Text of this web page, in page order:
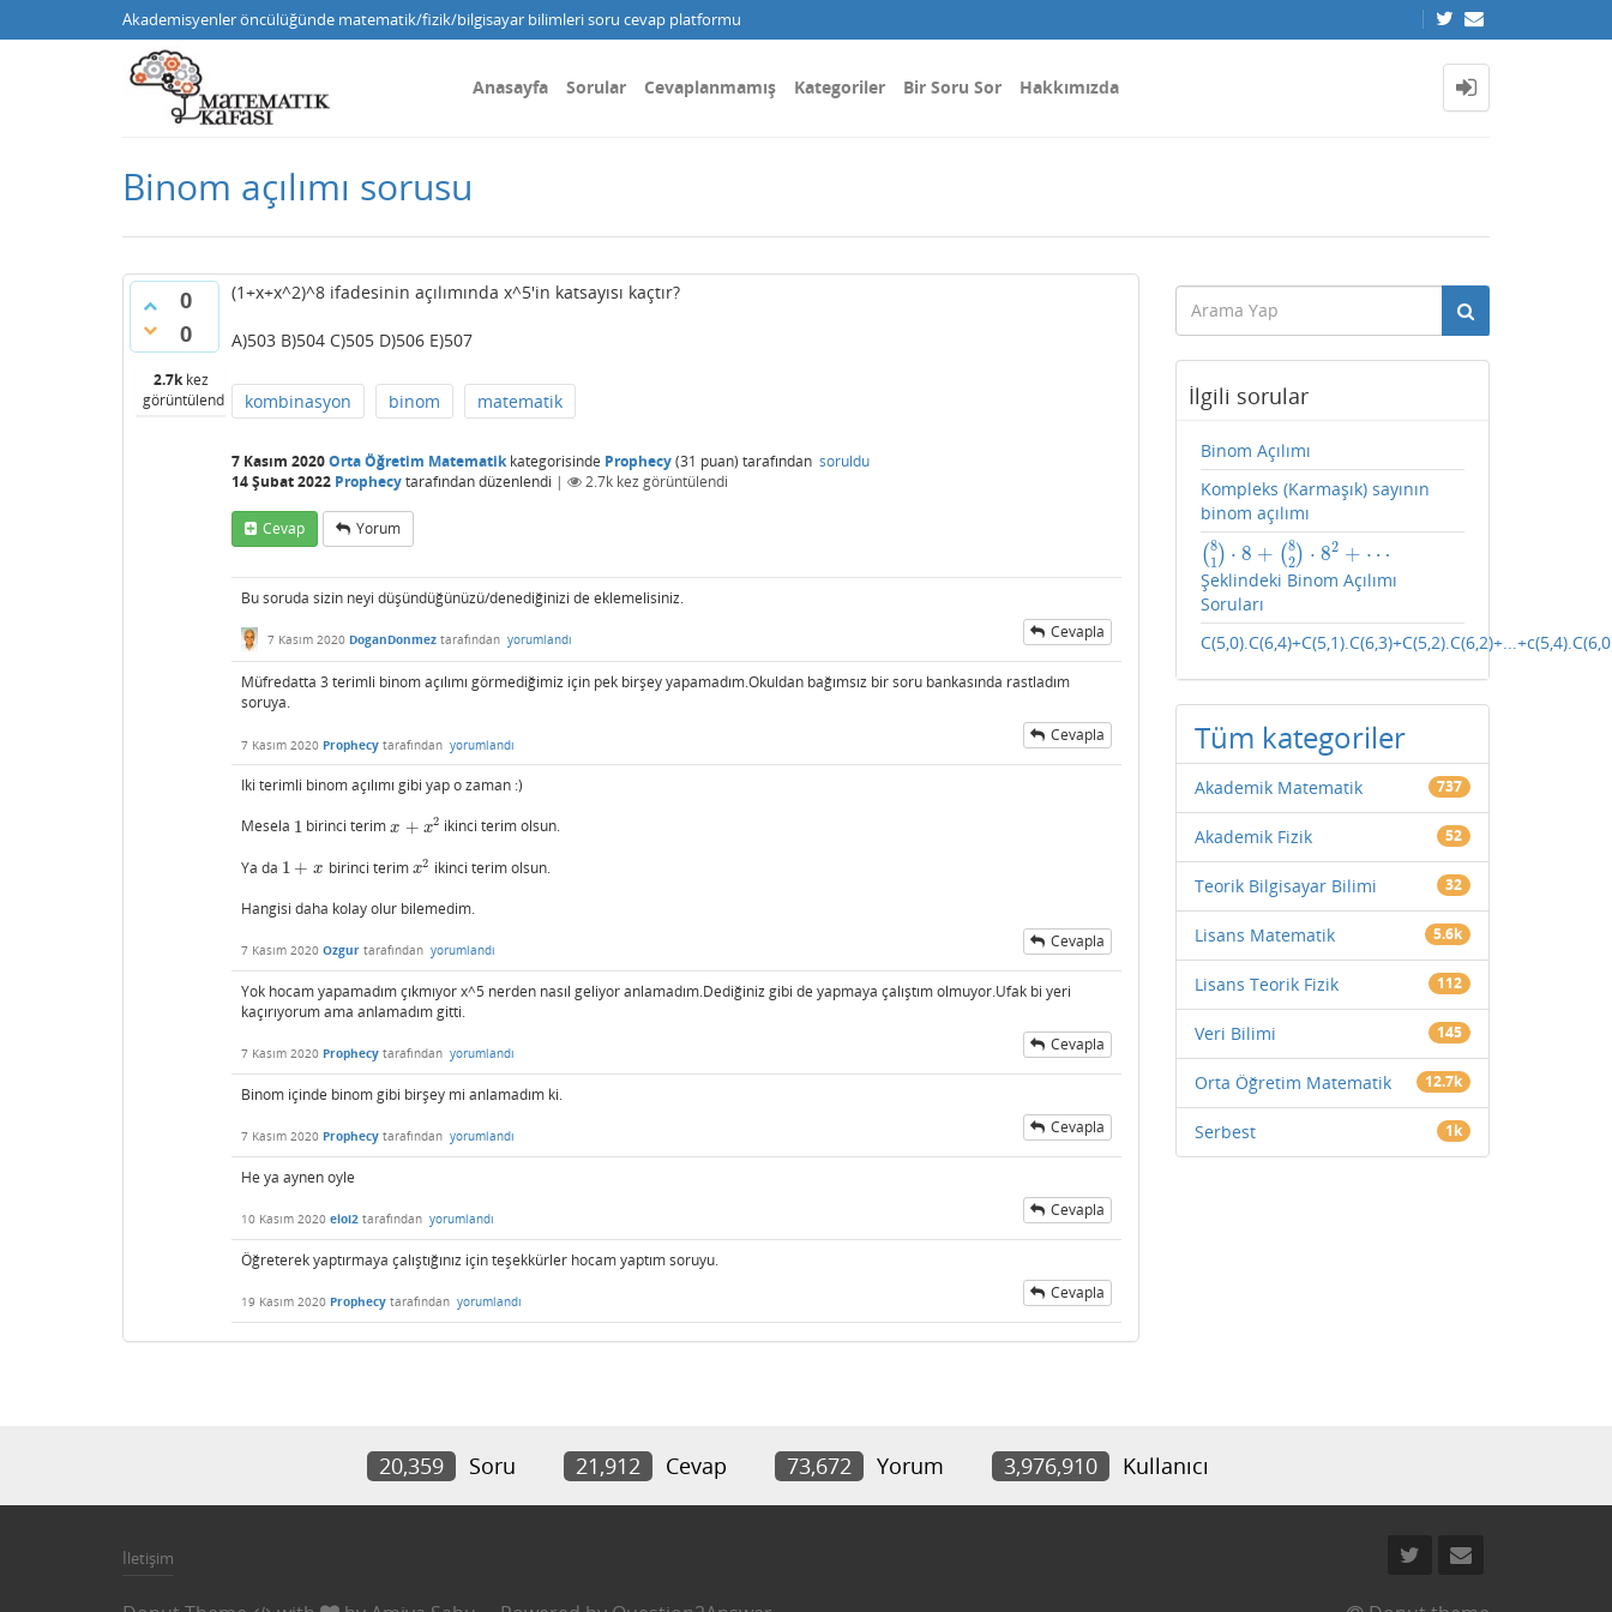
Akademisyenler öncülüğünde matematik/fizik/bilgisayar bilimleri soru cevap platformu
Anasayfa Sorular Cevaplanmamış Kategoriler Bir Soru Sor Hakkımızda
Binom açılımı sorusu
0
0
2.7kkez
görüntülendi
(1+x+x^2)^8 ifadesinin açılımında x^5'in katsayısı kaçtır?
A)503 B)504 C)505 D)506 E)507
kombinasyon binom matematik
7 Kasım 2020Orta Öğretim Matematikkategorisinde Prophecy(31 puan) tarafından soruldu
14 Şubat 2022 Prophecytarafındandüzenlendi | 2.7k kez görüntülendi
Cevap Yorum
Bu soruda sizin neyi düşündüğünüzü/denediğinizi de eklemelisiniz.
7 Kasım 2020 DoganDonmez tarafından yorumlandı Cevapla
Müfredatta 3 terimli binom açılımı görmediğimiz için pek birşey yapamadım.Okuldan bağımsız bir soru bankasında rastladım
soruya.
7 Kasım 2020 Prophecy tarafından yorumlandı Cevapla
Iki terimli binom açılımı gibi yap o zaman :)
Mesela 1
1 birinci terimx + x2
x+ x2 ikinci terim olsun.
Ya da 1 + x
1 +x birinci terim x2
x2 ikinci terim olsun.
Hangisi daha kolay olur bilemedim.
7 Kasım 2020 Ozgur tarafından yorumlandı Cevapla
Yok hocam yapamadım çıkmıyor x^5 nerden nasıl geliyor anlamadım.Dediğiniz gibi de yapmaya çalıştım olmuyor.Ufak bi yeri
kaçırıyorum ama anlamadım gitti.
7 Kasım 2020 Prophecy tarafından yorumlandı Cevapla
Binom içinde binom gibi birşey mi anlamadım ki.
7 Kasım 2020 Prophecy tarafından yorumlandı Cevapla
He ya aynen oyle
10 Kasım 2020 eloi2 tarafından yorumlandı Cevapla
Öğreterek yaptırmaya çalıştığınız için teşekkürler hocam yaptım soruyu.
19 Kasım 2020 Prophecy tarafından yorumlandı Cevapla
İlgili sorular
Binom Açılımı
Kompleks (Karmaşık) sayının
binom açılımı
(8
1) ⋅ 8 + (8
2) ⋅ 82 + ⋯
(81) ⋅8+ 82 )⋅82 + ⋯
Şeklindeki Binom Açılımı
Soruları
Tüm kategoriler
Akademik Matematik 737
Akademik Fizik 52
Teorik Bilgisayar Bilimi 32
Lisans Matematik 5.6k
Lisans Teorik Fizik 112
Veri Bilimi 145
Orta Öğretim Matematik 12.7k
Serbest 1k
20,359 Soru 21,912 Cevap 73,672 Yorum 3,976,910 Kullanıcı
İletişim